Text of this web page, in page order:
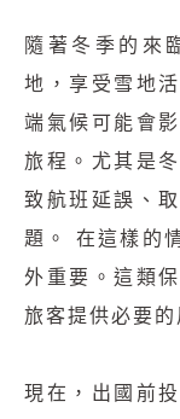
隨著冬季的來
地，享受雪地
端氣候可能會
旅程。尤其是
致航班延誤、
題。 在這樣的
外重要。這類
旅客提供必要的
現在，出國前